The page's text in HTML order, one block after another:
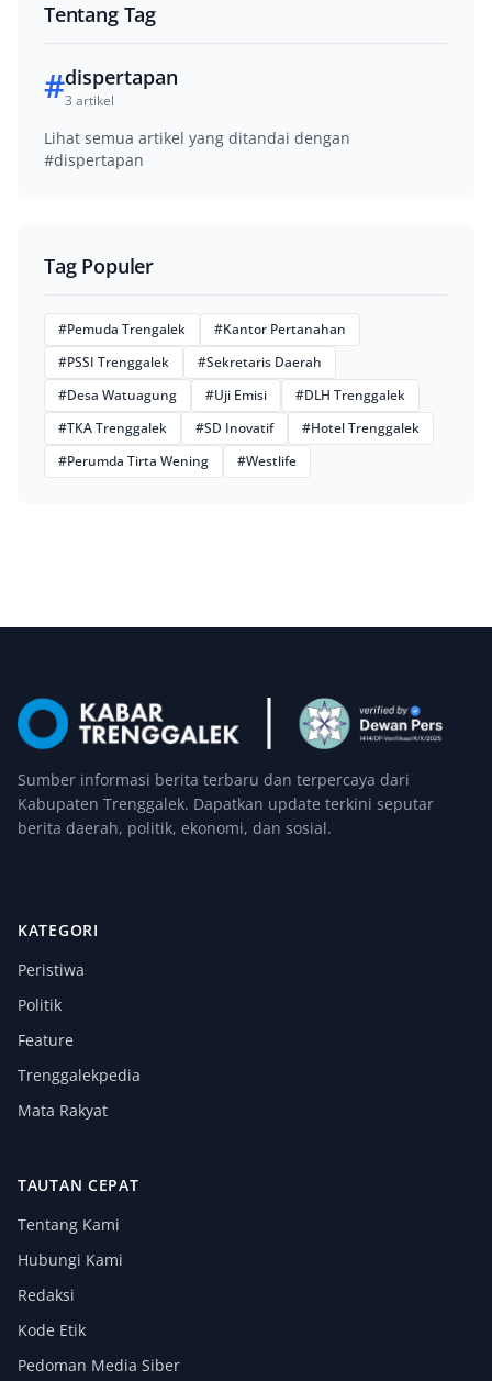
Tentang Tag
#dispertapan
3 artikel
Lihat semua artikel yang ditandai dengan
#dispertapan
Tag Populer
#Pemuda Trengalek
#Kantor Pertanahan
#PSSI Trenggalek
#Sekretaris Daerah
#Desa Watuagung
#Uji Emisi
#DLH Trenggalek
#TKA Trenggalek
#SD Inovatif
#Hotel Trenggalek
#Perumda Tirta Wening
#Westlife
Sumber informasi berita terbaru dan terpercaya dari
Kabupaten Trenggalek. Dapatkan update terkini seputar
berita daerah, politik, ekonomi, dan sosial.
KATEGORI
Peristiwa
Politik
Feature
Trenggalekpedia
Mata Rakyat
TAUTAN CEPAT
Tentang Kami
Hubungi Kami
Redaksi
Kode Etik
Pedoman Media Siber